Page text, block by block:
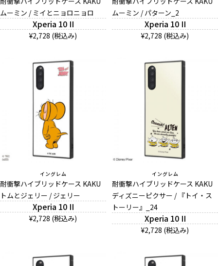
ムーミン / ミイとニョロニョロ
Xperia 10 II
¥2,728 (税込み)
ムーミン / パターン_2
Xperia 10 II
¥2,728 (税込み)
イングレム
耐衝撃ハイブリッドケース KAKU
トムとジェリー / ジェリー
Xperia 10 II
¥2,728 (税込み)
イングレム
耐衝撃ハイブリッドケース KAKU
ディズニーピクサー / 『トイ・ス
トーリー』_24
Xperia 10 II
¥2,728 (税込み)